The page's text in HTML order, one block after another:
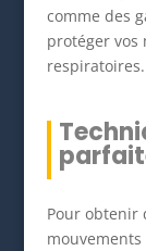
comme des
protéger vos
respiratoires.
Pour obtenir